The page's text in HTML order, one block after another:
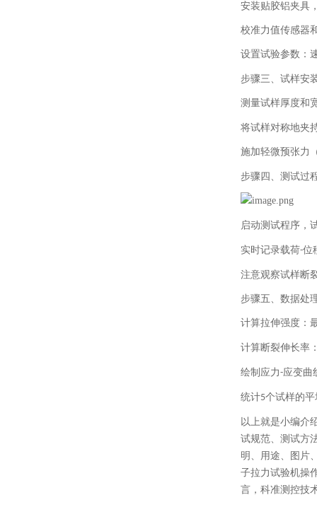
安装贴胶铝夹具
校准力值传感器
设置试验参数：
步骤三、 试样安
测量试样厚度和
将试样对称地夹
施加轻微预张力
步骤四、 测试过
启动测试程序，
实时记录载荷-位
注意观察试样断
步骤五、 数据处
计算拉伸强度：
计算断裂伸长率
绘制应力-应变曲
统计5个试样的
以上就是小编介
试规范、测试方
明、用途、图片
子拉力试验机操
言，科准测控技